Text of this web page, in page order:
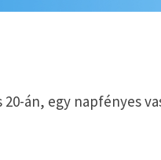
án, egy napfényes